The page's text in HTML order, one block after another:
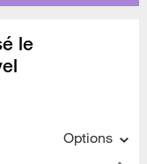
le
Options